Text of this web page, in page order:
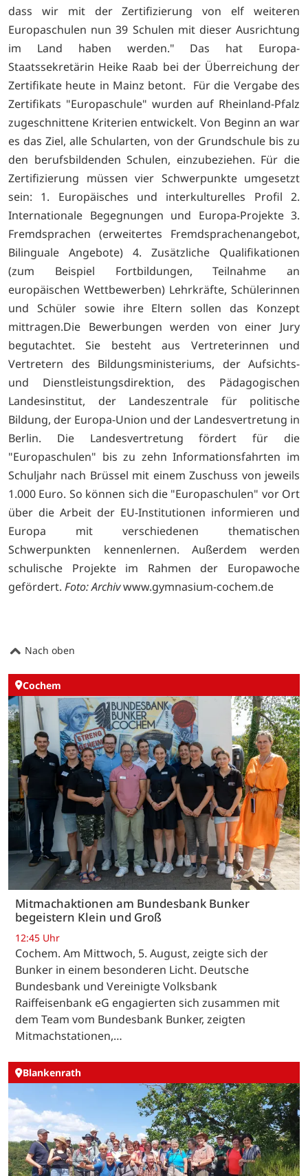
dass wir mit der Zertifizierung von elf weiteren
Europaschulen nun 39 Schulen mit dieser Ausrichtung
im Land haben werden." Das hat Europa-
Staatssekretärin Heike Raab bei der Überreichung der
Zertifikate heute in Mainz betont. Für die Vergabe des
Zertifikats "Europaschule" wurden auf Rheinland-Pfalz
zugeschnittene Kriterien entwickelt. Von Beginn an war
es das Ziel, alle Schularten, von der Grundschule bis zu
den berufsbildenden Schulen, einzubeziehen. Für die
Zertifizierung müssen vier Schwerpunkte umgesetzt
sein: 1. Europäisches und interkulturelles Profil 2.
Internationale Begegnungen und Europa-Projekte 3.
Fremdsprachen (erweitertes Fremdsprachenangebot,
Bilinguale Angebote) 4. Zusätzliche Qualifikationen
(zum Beispiel Fortbildungen, Teilnahme an
europäischen Wettbewerben) Lehrkräfte, Schülerinnen
und Schüler sowie ihre Eltern sollen das Konzept
mittragen.Die Bewerbungen werden von einer Jury
begutachtet. Sie besteht aus Vertreterinnen und
Vertretern des Bildungsministeriums, der Aufsichts-
und Dienstleistungsdirektion, des Pädagogischen
Landesinstitut, der Landeszentrale für politische
Bildung, der Europa-Union und der Landesvertretung in
Berlin. Die Landesvertretung fördert für die
"Europaschulen" bis zu zehn Informationsfahrten im
Schuljahr nach Brüssel mit einem Zuschuss von jeweils
1.000 Euro. So können sich die "Europaschulen" vor Ort
über die Arbeit der EU-Institutionen informieren und
Europa mit verschiedenen thematischen
Schwerpunkten kennenlernen. Außerdem werden
schulische Projekte im Rahmen der Europawoche
gefördert. Foto: Archivwww.gymnasium-cochem.de
Nach oben
Cochem
Mitmachaktionen am Bundesbank Bunker
begeistern Klein und Groß
12:45 Uhr
Cochem. Am Mittwoch, 5. August, zeigte sich der
Bunker in einem besonderen Licht. Deutsche
Bundesbank und Vereinigte Volksbank
Raiffeisenbank eG engagierten sich zusammen mit
dem Team vom Bundesbank Bunker, zeigten
Mitmachstationen,…
Blankenrath